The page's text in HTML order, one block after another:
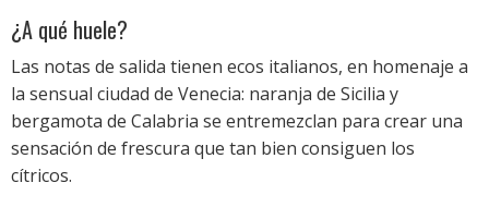
¿A qué huele?
Las notas de salida tienen ecos italianos, en homenaje a
la sensual ciudad de Venecia: naranja de Sicilia y
bergamota de Calabria se entremezclan para crear una
sensación de frescura que tan bien consiguen los
cítricos.